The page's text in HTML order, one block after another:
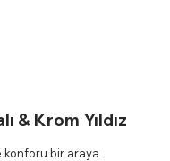
& Krom Yıldız
konforu bir araya